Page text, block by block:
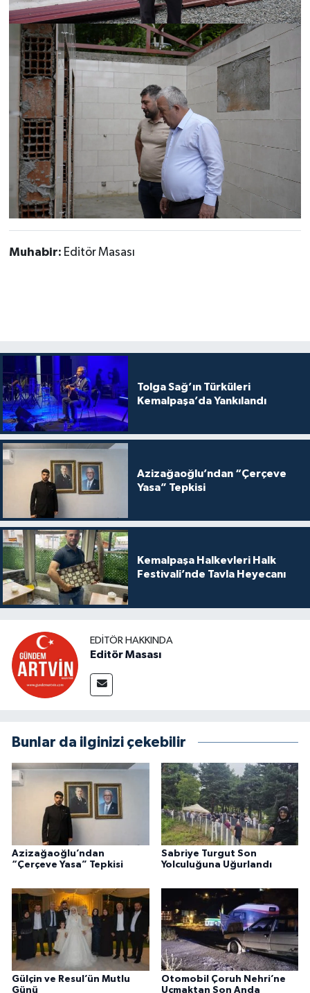
Muhabir: Editör Masası
Tolga Sağ’ın Türküleri
Kemalpaşa’da Yankılandı
Azizağaoğlu’ndan “Çerçeve
Yasa” Tepkisi
Kemalpaşa Halkevleri Halk
Festivali’nde Tavla Heyecanı
EDITÖR HAKKINDA
Editör Masası
Bunlar da ilginizi çekebilir
Azizağaoğlu’ndan
“Çerçeve Yasa” Tepkisi
Sabriye Turgut Son
Yolculuğuna Uğurlandı
Gülçin ve Resul’ün Mutlu
Günü
Otomobil Çoruh Nehri’ne
Uçmaktan Son Anda